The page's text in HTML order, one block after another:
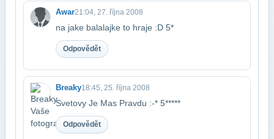
Awar21:04, 27. října 2008
na jake balalajke to hraje :D 5*
Odpovědět
Breaky18:45, 25. října 2008
Svetovy Je Mas Pravdu :-* 5*****
Odpovědět